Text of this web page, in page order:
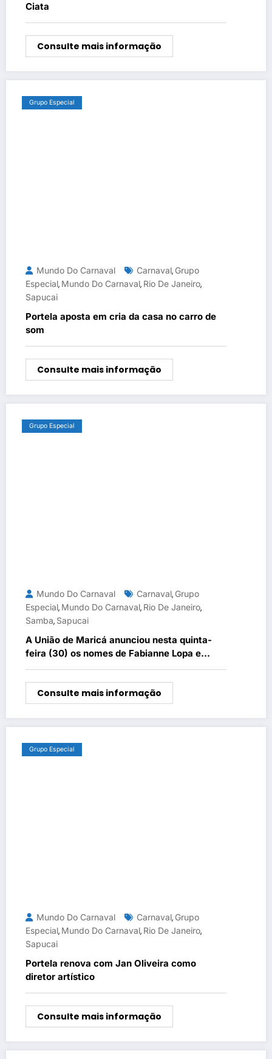
Ciata
Consulte mais informação
Grupo Especial
Mundo Do Carnaval Carnaval, Grupo
Especial, Mundo Do Carnaval, Rio De Janeiro,
Sapucai
Portela aposta em cria da casa no carro de
som
Consulte mais informação
Grupo Especial
Mundo Do Carnaval Carnaval, Grupo
Especial, Mundo Do Carnaval, Rio De Janeiro,
Samba, Sapucai
A União de Maricá anunciou nesta quinta-
feira (30) os nomes de Fabianne Lopa e
Daniel Ferreira
Consulte mais informação
Grupo Especial
Mundo Do Carnaval Carnaval, Grupo
Especial, Mundo Do Carnaval, Rio De Janeiro,
Sapucai
Portela renova com Jan Oliveira como
diretor artístico
Consulte mais informação